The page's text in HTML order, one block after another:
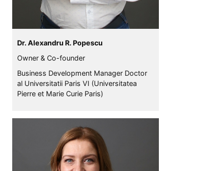
Dr. Alexandru R. Popescu
Owner & Co-founder
Business Development Manager Doctor
al Universitatii Paris VI (Universitatea
Pierre et Marie Curie Paris)